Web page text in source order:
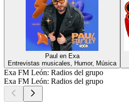
Paul en Exa
Entrevistas musicales, Humor, Música
Exa FM León: Radios del grupo
Exa FM León: Radios del grupo